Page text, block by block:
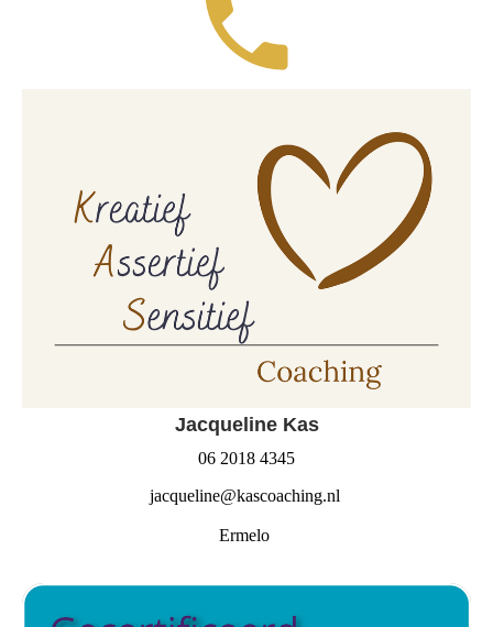
Jacqueline Kas
06 2018 4345
jacqueline@kascoaching.nl
Ermelo